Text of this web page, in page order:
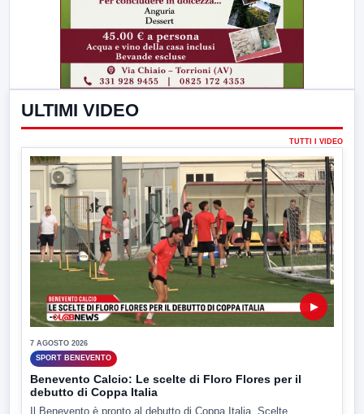
ULTIMI VIDEO
TUTTI I VIDEO
▶
7 AGOSTO 2026
SPORT BENEVENTO
Benevento Calcio: Le scelte di Floro Flores per il
debutto di Coppa Italia
Il Benevento è pronto al debutto di Coppa Italia. Scelte...